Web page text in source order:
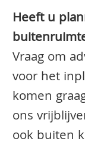
Heeft u
Vraag om
voor het
komen
ons
ook buiten